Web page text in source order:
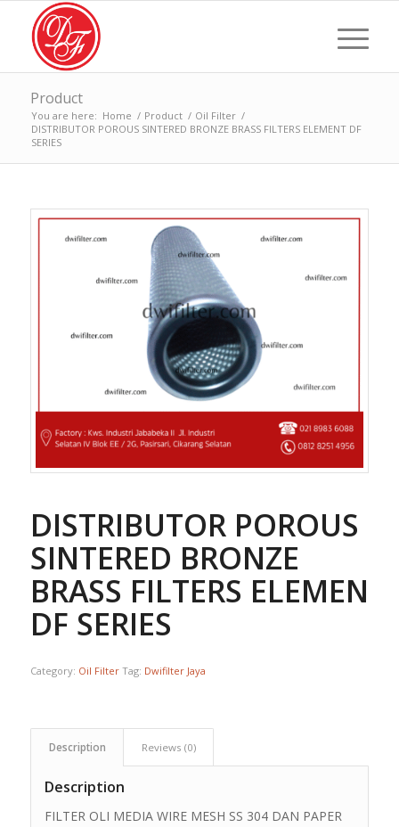
Product
You are here: Home / Product / Oil Filter /
DISTRIBUTOR POROUS SINTERED BRONZE BRASS FILTERS ELEMENT DF
SERIES
DISTRIBUTOR POROUS
SINTERED BRONZE
BRASS FILTERS ELEMENT
DF SERIES
Category: Oil Filter Tag: Dwifilter Jaya
Description Reviews (0)
Description
FILTER OLI MEDIA WIRE MESH SS 304 DAN PAPER